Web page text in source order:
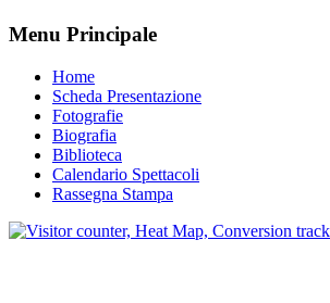
Menu Principale
Home
Scheda Presentazione
Fotografie
Biografia
Biblioteca
Calendario Spettacoli
Rassegna Stampa